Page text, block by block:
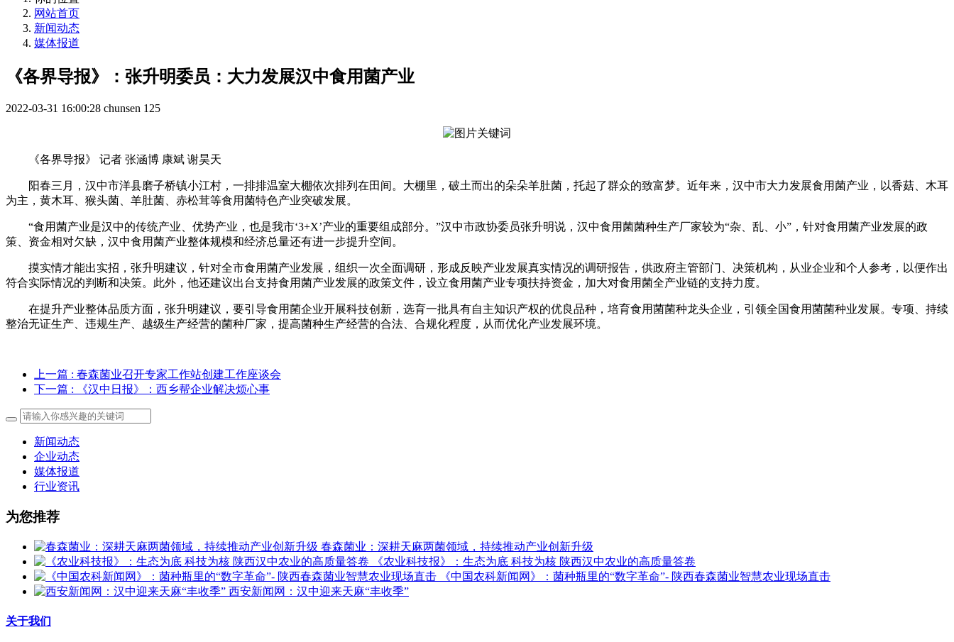
网站首页
新闻动态
媒体报道
《各界导报》：张升明委员：大力发展汉中食用菌产业
2022-03-31 16:00:28 chunsen 125
《各界导报》 记者 张涵博 康斌 谢昊天
阳春三月，汉中市洋县磨子桥镇小江村，一排排温室大棚依次排列在田间。大棚里，破土而出的朵朵羊肚菌，托起了群众的致富梦。近年来，汉中市大力发展食用菌产业，以香菇、木耳
为主，黄木耳、猴头菌、羊肚菌、赤松茸等食用菌特色产业突破发展。
“食用菌产业是汉中的传统产业、优势产业，也是我市‘3+X’产业的重要组成部分。”汉中市政协委员张升明说，汉中食用菌菌种生产厂家较为“杂、乱、小”，针对食用菌产业发展的政
策、资金相对欠缺，汉中食用菌产业整体规模和经济总量还有进一步提升空间。
摸实情才能出实招，张升明建议，针对全市食用菌产业发展，组织一次全面调研，形成反映产业发展真实情况的调研报告，供政府主管部门、决策机构，从业企业和个人参考，以便作出
符合实际情况的判断和决策。此外，他还建议出台支持食用菌产业发展的政策文件，设立食用菌产业专项扶持资金，加大对食用菌全产业链的支持力度。
在提升产业整体品质方面，张升明建议，要引导食用菌企业开展科技创新，选育一批具有自主知识产权的优良品种，培育食用菌菌种龙头企业，引领全国食用菌菌种业发展。专项、持续
整治无证生产、违规生产、越级生产经营的菌种厂家，提高菌种生产经营的合法、合规化程度，从而优化产业发展环境。
上一篇 : 春森菌业召开专家工作站创建工作座谈会
下一篇 : 《汉中日报》：西乡帮企业解决烦心事
新闻动态
企业动态
媒体报道
行业资讯
为您推荐
春森菌业：深耕天麻两菌领域，持续推动产业创新升级
《农业科技报》：生态为底 科技为核 陕西汉中农业的高质量答卷
《中国农科新闻网》：菌种瓶里的“数字革命”- 陕西春森菌业智慧农业现场直击
西安新闻网：汉中迎来天麻“丰收季”
关于我们